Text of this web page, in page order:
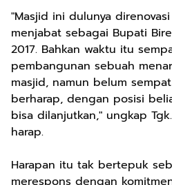
"Masjid ini dulunya
menjabat sebagai Bupati
2017. Bahkan waktu itu
pembangunan sebuah
masjid, namun belum
berharap, dengan posisi
bisa dilanjutkan," ungkap
harap.
Harapan itu tak bertepuk
merespons dengan